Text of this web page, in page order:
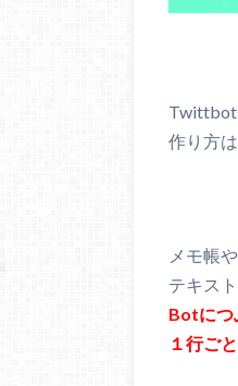
Twittbot
作り方
メモ帳
テキス
Botにつ
１行ご